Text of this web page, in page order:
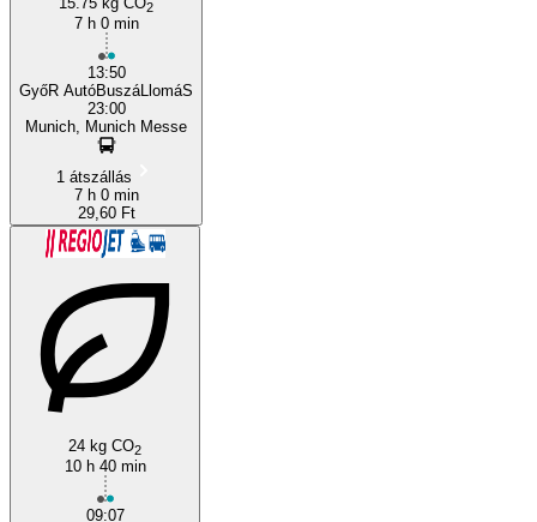
2
7 h 0 min
13:50
GyőR AutóBuszáLlomáS
23:00
Munich, Munich Messe
1 átszállás
7 h 0 min
29,60 Ft
24 kg CO2
10 h 40 min
09:07